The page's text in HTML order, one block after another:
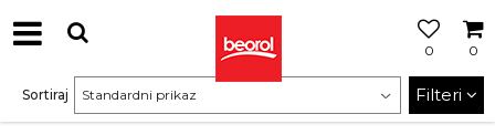
0
0
Sortiraj Filteri